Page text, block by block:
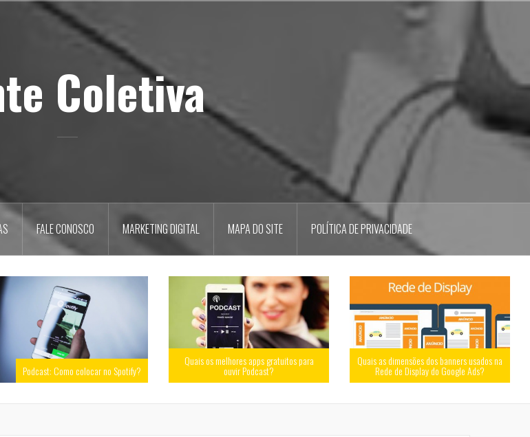
Coletiva
FALE CONOSCO MARKETING DIGITAL MAPA DO SITE POLÍTICA DE PRIVACIDADE
Podcast: Como colocar no Spotify?
Quais os melhores apps gratuitos para
ouvir Podcast?
Quais as dimensões dos banners usados na
Rede de Display do Google Ads?